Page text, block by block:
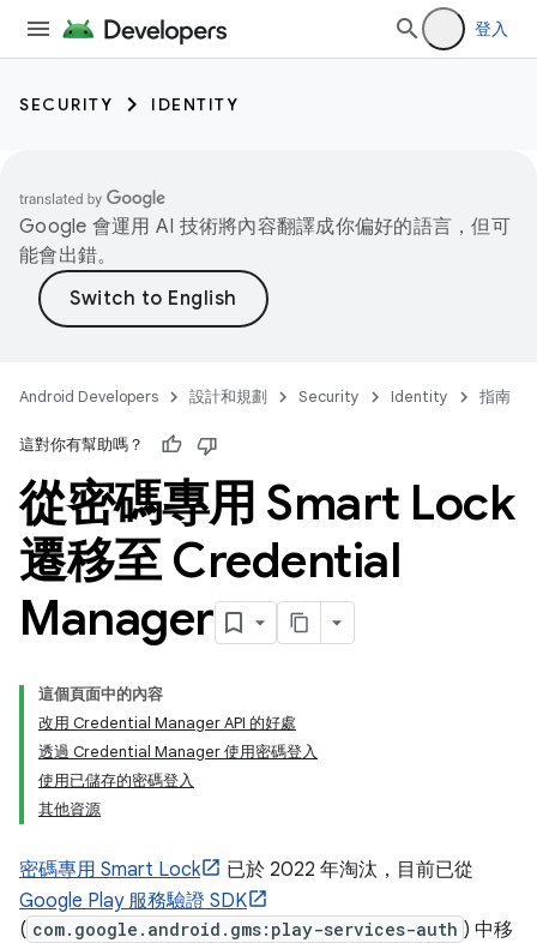
登入
SECURITY IDENTITY
Google 會運用 AI 技術將內容翻譯成你偏好的語言，但可
能會出錯。
Android Developers 設計和規劃 Security Identity 指南
這對你有幫助嗎？
從密碼專用 Smart Lock
遷移至 Credential
Manager
這個頁面中的內容
改用 Credential Manager API 的好處
透過 Credential Manager 使用密碼登入
使用已儲存的密碼登入
其他資源
密碼專用 Smart Lock
已於 2022 年淘汰，目前已從
Google Play 服務驗證 SDK
( com.google.android.gms:play-services-auth ) 中移